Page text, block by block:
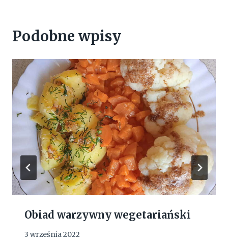
Podobne wpisy
Obiad warzywny wegetariański
3 września 2022